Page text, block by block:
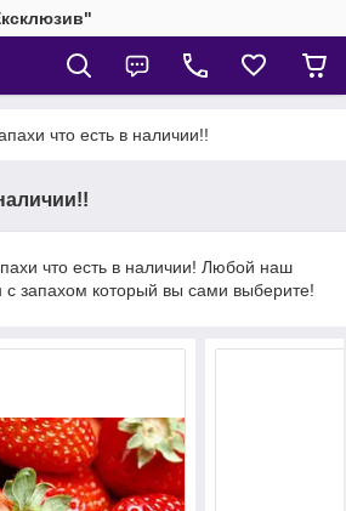
что есть в наличии!!
что есть в наличии! Любой наш
с запахом который вы сами выберите!